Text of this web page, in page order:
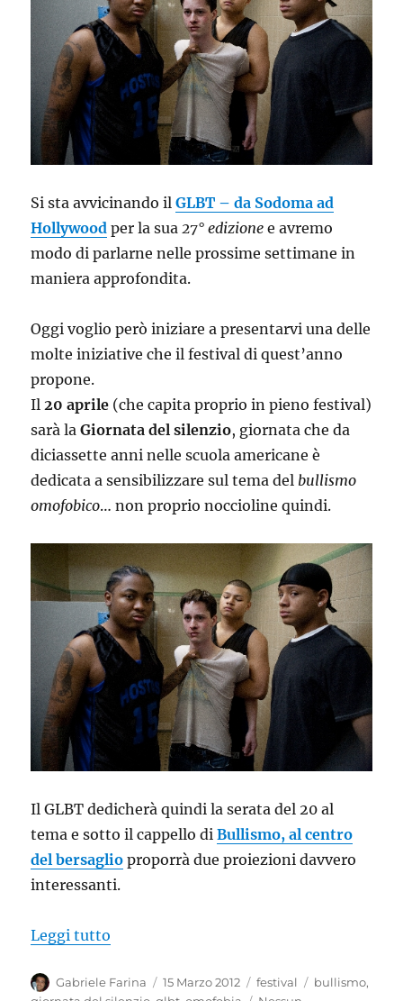
Si sta avvicinando ilGLBT – da Sodoma ad
Hollywood per la sua27° edizione e avremo
modo di parlarne nelle prossime settimane in
maniera approfondita.
Oggi voglio però iniziare a presentarvi una delle
molte iniziative che il festival di quest’anno
propone.
Il20 aprile (che capita proprio in pieno festival)
sarà laGiornata del silenzio, giornata che da
diciassette anni nelle scuola americane è
dedicata a sensibilizzare sul tema del bullismo
omofobico… non proprio noccioline quindi.
Il GLBT dedicherà quindi la serata del 20 al
tema e sotto il cappello diBullismo, al centro
del bersaglio proporrà due proiezioni davvero
interessanti.
Leggi tutto
Autore
Gabriele Farina
Pubblicato
15 Marzo 2012 Categorie
festival Tag
bullismo,